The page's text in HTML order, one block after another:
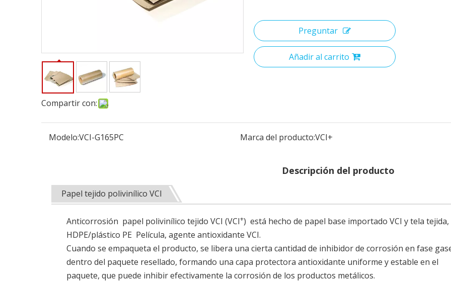
Compartir con:
Preguntar
Añadir al carrito
Modelo:VCI-G165PC Marca del producto:VCI+
Descripción del producto
Papel tejido polivinílico VCI
Anticorrosión papel polivinílico tejido VCI (VCI+) está hecho de papel base importado VCI y tela tejida,
HDPE/plástico PE Película, agente antioxidante VCI.
Cuando se empaqueta el producto, se libera una cierta cantidad de inhibidor de corrosión en fase
dentro del paquete resellado, formando una capa protectora antioxidante uniforme y estable en el
paquete, que puede inhibir efectivamente la corrosión de los productos metálicos.